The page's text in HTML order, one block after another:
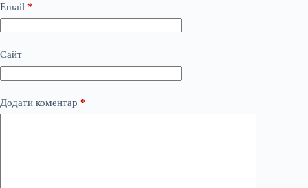
Email *
Сайт
Додати коментар *